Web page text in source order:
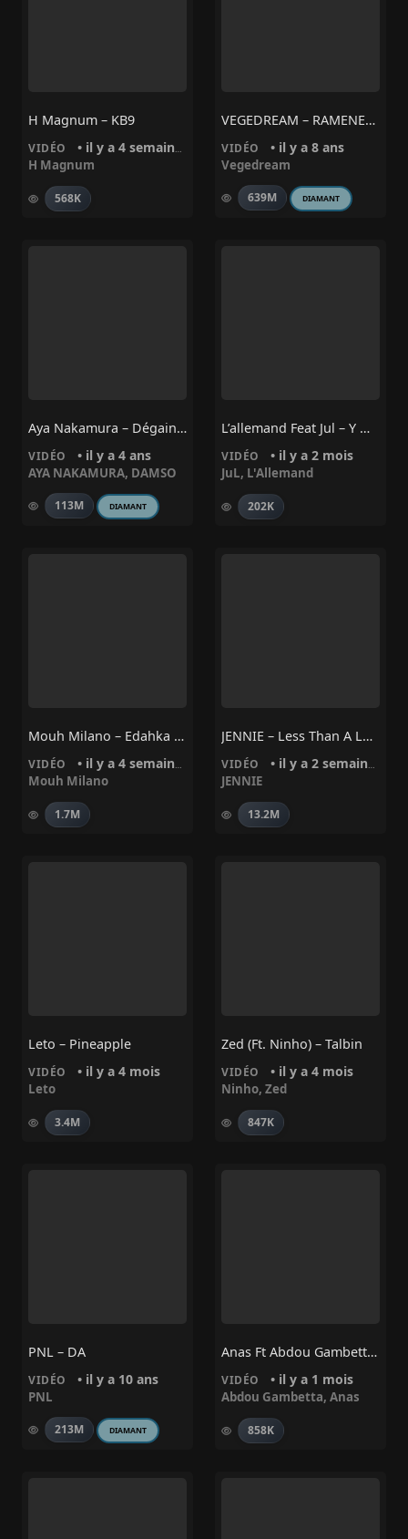
H Magnum – KB9
VIDÉO • il y a 4 semaines
H Magnum
568K
VEGEDREAM – RAMENEZ LA COUPE A LA MAISON
VIDÉO • il y a 8 ans
Vegedream
639M DIAMANT
Aya Nakamura – Dégaine Feat. Damso
VIDÉO • il y a 4 ans
AYA NAKAMURA, DAMSO
113M DIAMANT
L’allemand Feat Jul – Y Méritent Pas
VIDÉO • il y a 2 mois
JuL, L'Allemand
202K
Mouh Milano – Edahka موح ميلانو – الضحكة
VIDÉO • il y a 4 semaines
Mouh Milano
1.7M
JENNIE – Less Than A Lover
VIDÉO • il y a 2 semaines
JENNIE
13.2M
Leto – Pineapple
VIDÉO • il y a 4 mois
Leto
3.4M
Zed (ft. Ninho) – Talbin
VIDÉO • il y a 4 mois
Ninho, Zed
847K
PNL – DA
VIDÉO • il y a 10 ans
PNL
213M DIAMANT
Anas Ft Abdou Gambetta – DJAZAÏRIA
VIDÉO • il y a 1 mois
Abdou Gambetta, Anas
858K